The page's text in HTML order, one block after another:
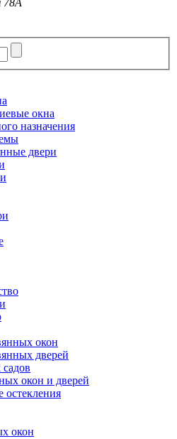
78А
окна
назначения
двери
окон
дверей
окон и дверей
остекления
окон